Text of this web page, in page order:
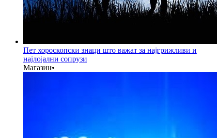
Пет хороскопски знаци што важат за најгрижливи и
најлојални сопрузи
Магазин•